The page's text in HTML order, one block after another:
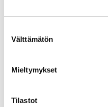
valinta
Välttämätön
Mieltymykset
Tilastot
hankekokonaisuus